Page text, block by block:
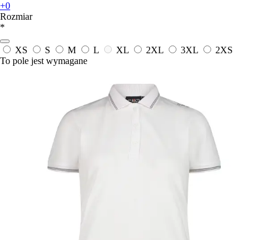
+0
Rozmiar
*
XS S M L XL 2XL 3XL
2XS
To pole jest wymagane